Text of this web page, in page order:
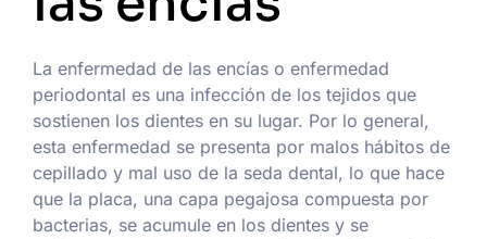
La enfermedad de las encías o enfermedad
periodontal es una infección de los tejidos que
sostienen los dientes en su lugar. Por lo general,
esta enfermedad se presenta por malos hábitos de
cepillado y mal uso de la seda dental, lo que hace
que la placa, una capa pegajosa compuesta por
bacterias, se acumule en los dientes y se